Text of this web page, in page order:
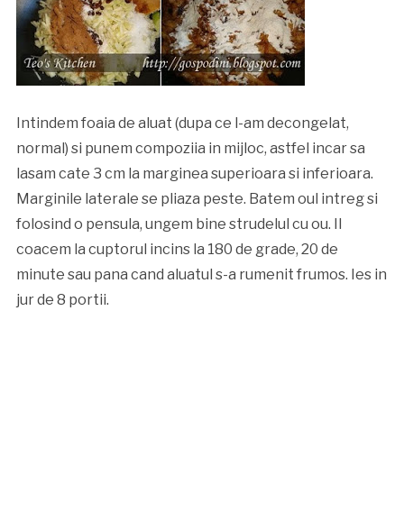
Intindem foaia de aluat (dupa ce l-am decongelat,
normal) si punem compoziia in mijloc, astfel incar sa
lasam cate 3 cm la marginea superioara si inferioara.
Marginile laterale se pliaza peste. Batem oul intreg si
folosind o pensula, ungem bine strudelul cu ou. Il
coacem la cuptorul incins la 180 de grade, 20 de
minute sau pana cand aluatul s-a rumenit frumos. Ies in
jur de 8 portii.